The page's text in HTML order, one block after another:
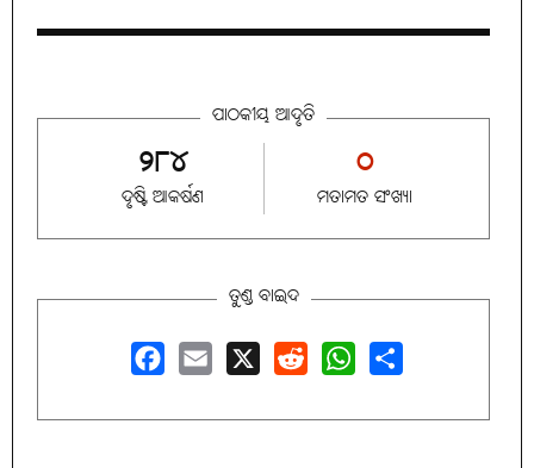
ପାଠକୀୟ ଆଦୃତି
୨୮୪
ଦୃଷ୍ଟି ଆକର୍ଷଣ
୦
ମତାମତ ସଂଖ୍ୟା
ତୁଣ୍ଡ ବାଇଦ